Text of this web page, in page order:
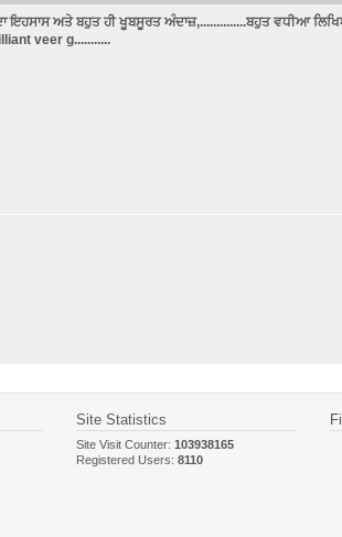
ਇਹਸਾਸ ਅਤੇ ਬਹੁਤ ਹੀ ਖੂਬਸੂਰਤ ਅੰਦਾਜ਼,..............ਬਹੁਤ ਵਧੀਆ
veer g...........
Site Statistics
Site Visit Counter: 103938165
Registered Users: 8110